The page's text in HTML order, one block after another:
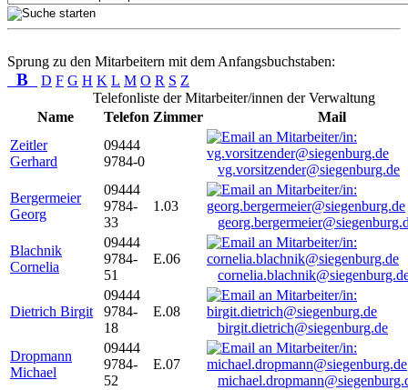
Sprung zu den Mitarbeitern mit dem Anfangsbuchstaben:
B D F G H K L M O R S Z
Telefonliste der Mitarbeiter/innen der Verwaltung
Name
Telefon Zimmer
Mail
Zeitler
Gerhard
09444
9784-0
vg.vorsitzender@siegenburg.de
Bergermeier
Georg
09444
9784-
33
1.03
Blachnik
Cornelia
09444
9784-
51
E.06
Dietrich Birgit
09444
9784-
18
E.08
birgit.dietrich@siegenburg.de
Dropmann
Michael
09444
9784-
52
E.07